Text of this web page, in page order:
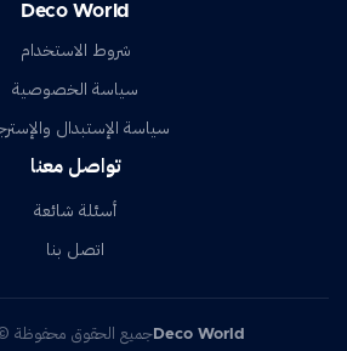
Deco World
شروط الاستخدام
سياسة الخصوصية
سياسة الإستبدال
تواصل معنا
أسئلة شائعة
اتصل بنا
Deco World جميع الحقوق محفوظة © 2023-